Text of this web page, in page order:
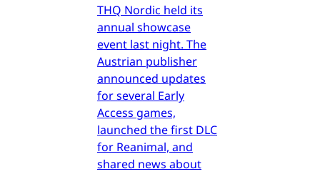
THQ Nordic held its
annual showcase
event last night. The
Austrian publisher
announced updates
for several Early
Access games,
launched the first DLC
for Reanimal, and
shared news about